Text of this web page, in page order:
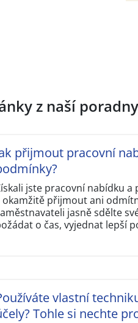
z naší poradny
přijmout pracovní
jste pracovní nabídku
okamžitě přijmout ani
jasně sdělte
o čas, vyjednat lepší
vlastní
Tohle si nechte